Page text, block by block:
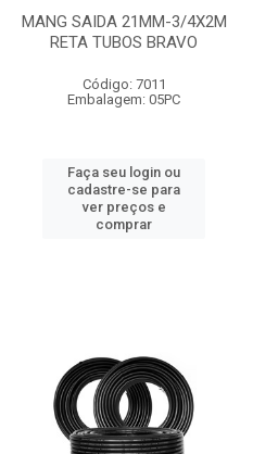
MANG SAIDA 21MM-3/4X2M
RETA TUBOS BRAVO
Código: 7011
Embalagem: 05PC
Faça seu login ou
cadastre-se para
ver preços e
comprar